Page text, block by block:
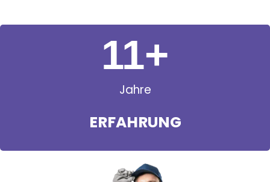
Jahre
ERFAHRUNG
11+